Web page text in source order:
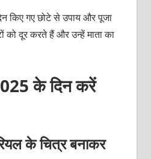
किए गए छोटे से उपाय और पूजा
दूर करते हैं और उन्हें माता का
के दिन करें
के चित्र बनाकर